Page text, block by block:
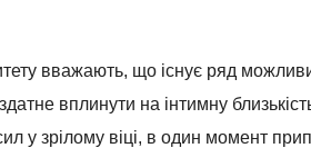
вважають, що існує ряд
вплинути на інтимну
у зрілому віці, в один момент